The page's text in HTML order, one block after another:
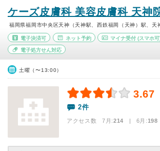
ケーズ皮膚科 美容皮膚科 天神
福岡県福岡市中央区天神（天神駅、西鉄福岡（天神）駅、天
電子決済可 ネット予約 マイナ受付 (スマホ可
電子処方せん対応
土曜（〜13:00）
3.67
2件
アクセス数 7月:214 | 6月:198